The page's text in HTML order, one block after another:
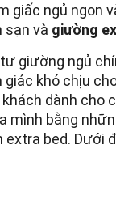
giấc ngủ ngon
sạn và giường
giường ngủ
khó chịu
dành cho
mình bằng
bed. Dưới